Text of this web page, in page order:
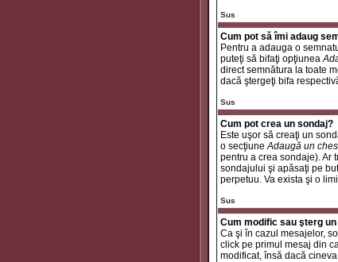
Sus
Cum pot să îmi adaug
Pentru a adauga o
puteţi să bifaţi opţiunea
direct semnătura la toate
dacă ştergeţi bifa
Sus
Cum pot crea un sondaj?
Este uşor să creaţi un
o secţiuneAdaugă un
pentru a crea sondaje). Ar
sondajului şi apăsaţi pe
perpetuu. Va exista şi o
Sus
Cum modific sau şterg
Ca şi în cazul mesajelor,
click pe primul mesaj din
modificat, însă dacă